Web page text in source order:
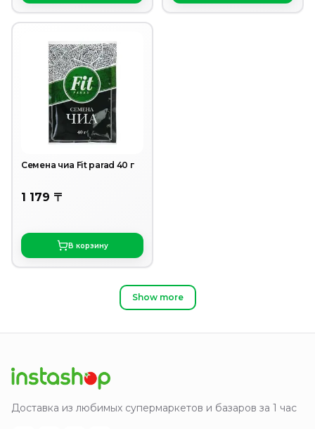
Семена чиа Fit parad 40 г
1 179 〒
В корзину
Show more
Доставка из любимых супермаркетов и базаров за 1 час